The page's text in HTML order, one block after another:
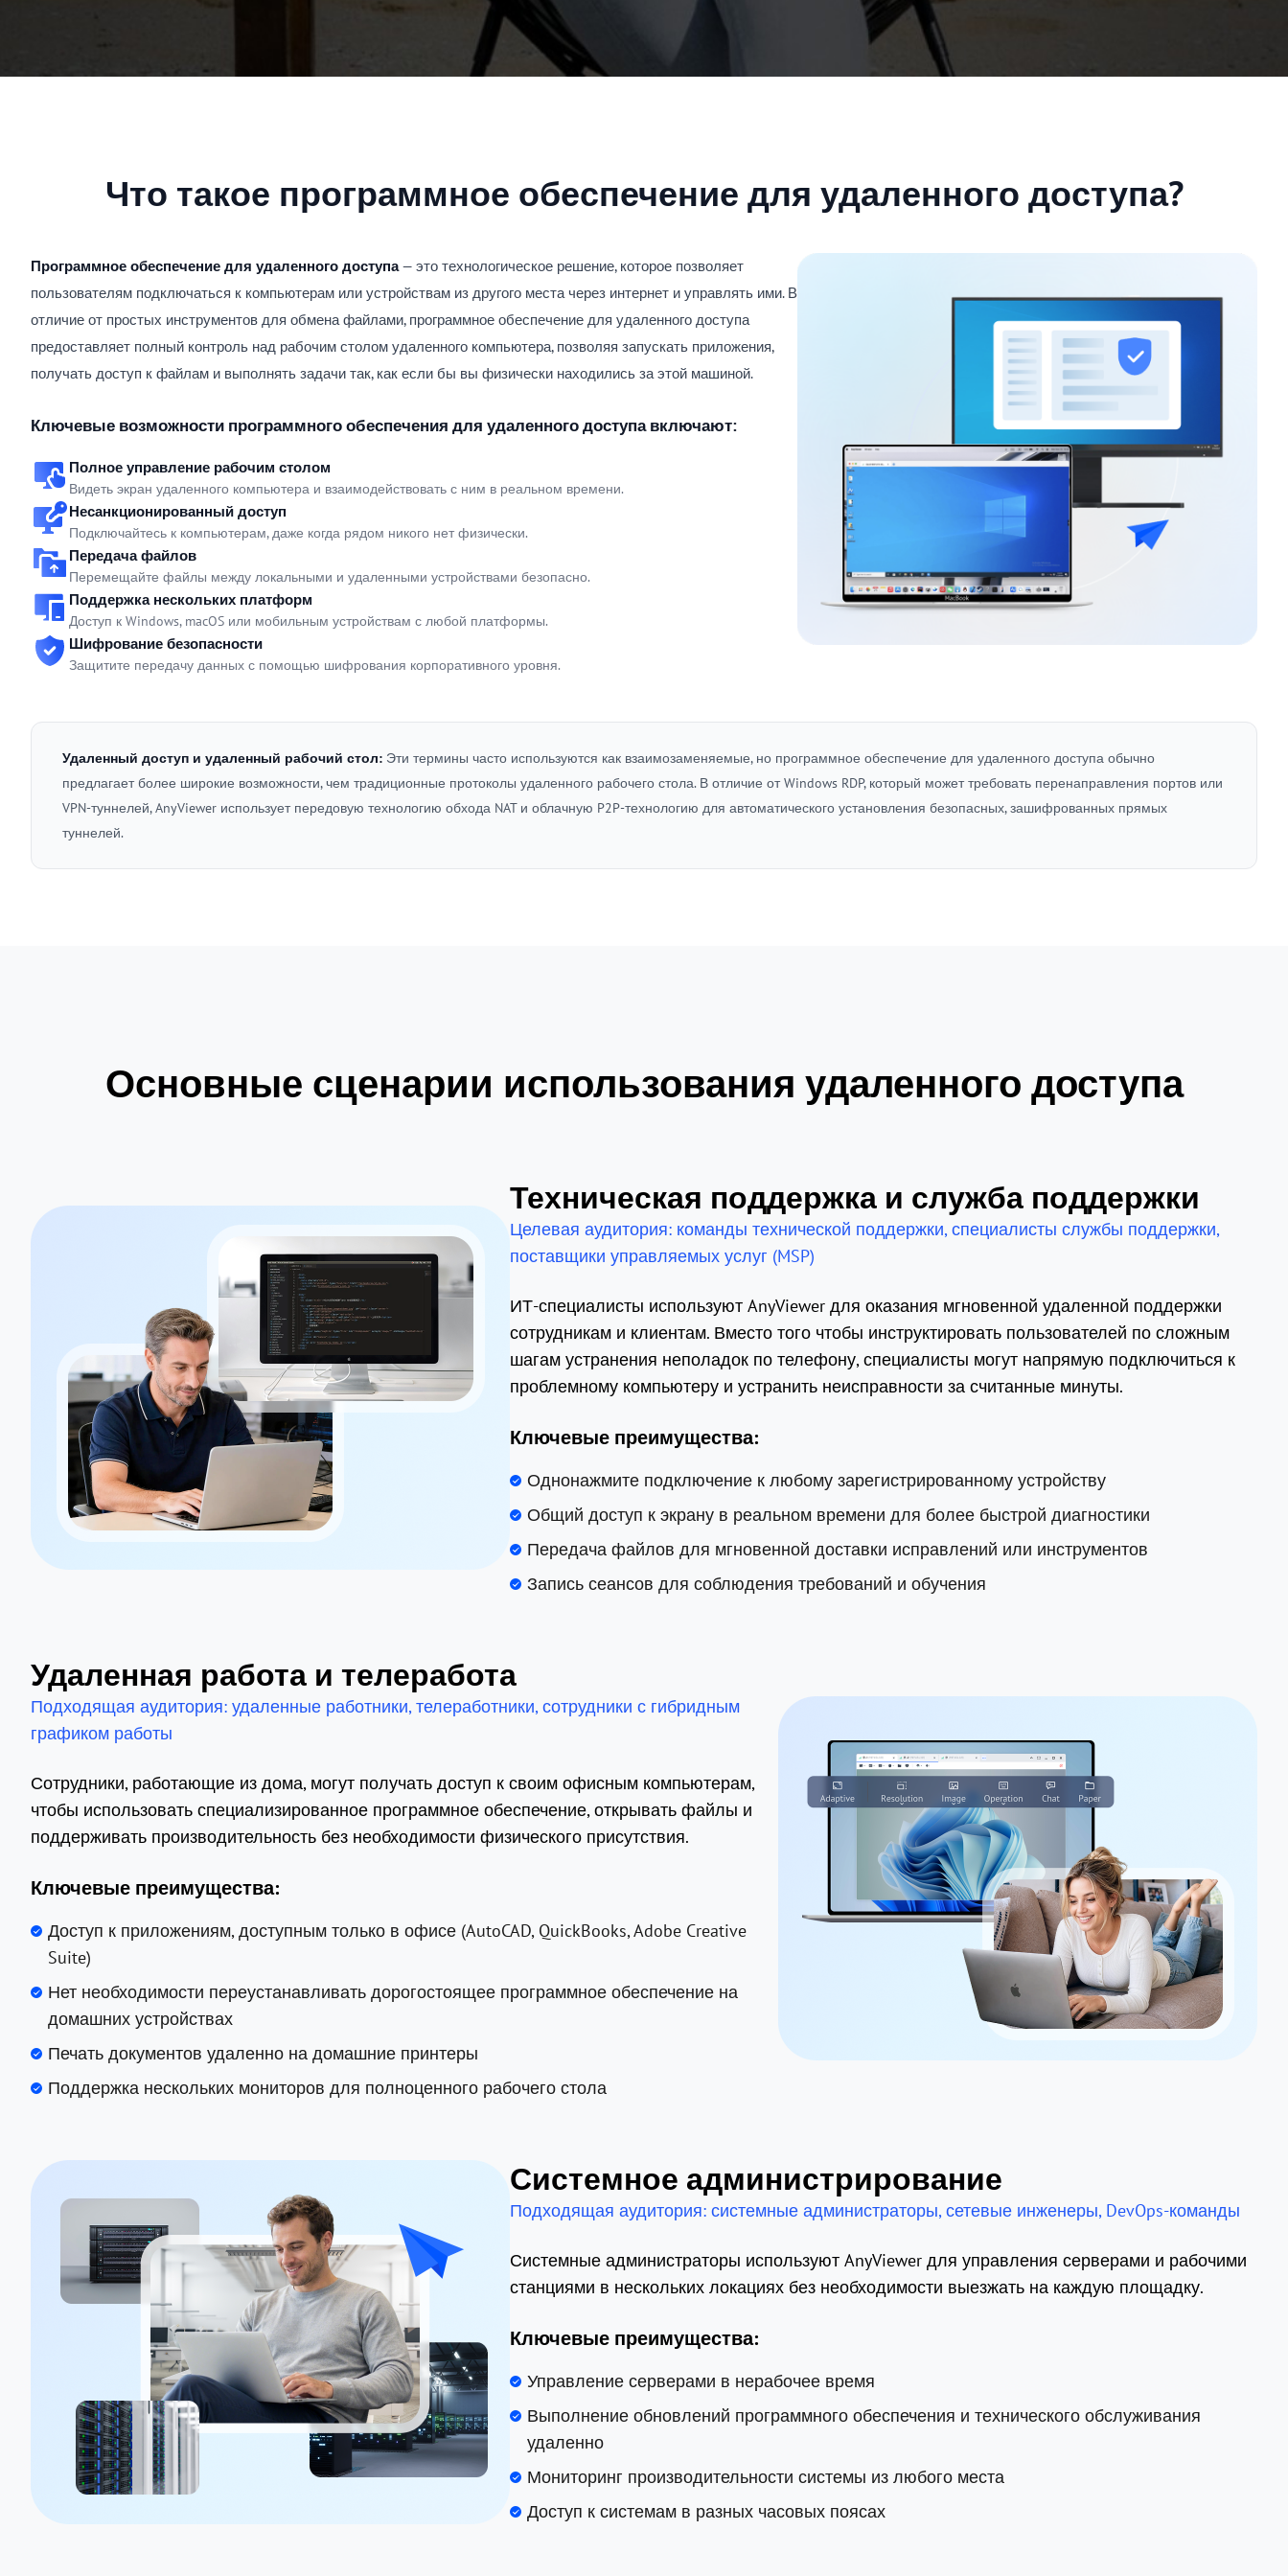
Что такое программное обеспечение для удаленного доступа?
Программное обеспечение для удаленного доступа— это технологическое решение, которое позволяет
пользователям подключаться к компьютерам или устройствам из другого места через интернет и управлять ими. В
отличие от простых инструментов для обмена файлами, программное обеспечение для удаленного доступа
предоставляет полный контроль над рабочим столом удаленного компьютера, позволяя запускать приложения,
получать доступ к файлам и выполнять задачи так, как если бы вы физически находились за этой машиной.
Ключевые возможности программного обеспечения для удаленного доступа включают:
Полное управление рабочим столом
Видеть экран удаленного компьютера и взаимодействовать с ним в реальном времени.
Несанкционированный доступ
Подключайтесь к компьютерам, даже когда рядом никого нет физически.
Передача файлов
Перемещайте файлы между локальными и удаленными устройствами безопасно.
Поддержка нескольких платформ
Доступ к Windows, macOS или мобильным устройствам с любой платформы.
Шифрование безопасности
Защитите передачу данных с помощью шифрования корпоративного уровня.
Удаленный доступ и удаленный рабочий стол: Эти термины часто используются как взаимозаменяемые, но программное обеспечение для удаленного доступа обычно
предлагает более широкие возможности, чем традиционные протоколы удаленного рабочего стола. В отличие от Windows RDP, который может требовать перенаправления портов или
VPN-туннелей, AnyViewer использует передовую технологию обхода NAT и облачную P2P-технологию для автоматического установления безопасных, зашифрованных прямых
туннелей.
Основные сценарии использования удаленного доступа
Техническая поддержка и служба поддержки
Целевая аудитория: команды технической поддержки, специалисты службы поддержки,
поставщики управляемых услуг (MSP)
ИТ-специалисты используют AnyViewer для оказания мгновенной удаленной поддержки
сотрудникам и клиентам. Вместо того чтобы инструктировать пользователей по сложным
шагам устранения неполадок по телефону, специалисты могут напрямую подключиться к
проблемному компьютеру и устранить неисправности за считанные минуты.
Ключевые преимущества:
Однонажмите подключение к любому зарегистрированному устройству
Общий доступ к экрану в реальном времени для более быстрой диагностики
Передача файлов для мгновенной доставки исправлений или инструментов
Запись сеансов для соблюдения требований и обучения
Удаленная работа и телеработа
Подходящая аудитория: удаленные работники, телеработники, сотрудники с гибридным
графиком работы
Сотрудники, работающие из дома, могут получать доступ к своим офисным компьютерам,
чтобы использовать специализированное программное обеспечение, открывать файлы и
поддерживать производительность без необходимости физического присутствия.
Ключевые преимущества:
Доступ к приложениям, доступным только в офисе (AutoCAD, QuickBooks, Adobe Creative
Suite)
Нет необходимости переустанавливать дорогостоящее программное обеспечение на
домашних устройствах
Печать документов удаленно на домашние принтеры
Поддержка нескольких мониторов для полноценного рабочего стола
Системное администрирование
Подходящая аудитория: системные администраторы, сетевые инженеры, DevOps-команды
Системные администраторы используют AnyViewer для управления серверами и рабочими
станциями в нескольких локациях без необходимости выезжать на каждую площадку.
Ключевые преимущества:
Управление серверами в нерабочее время
Выполнение обновлений программного обеспечения и технического обслуживания
удаленно
Мониторинг производительности системы из любого места
Доступ к системам в разных часовых поясах